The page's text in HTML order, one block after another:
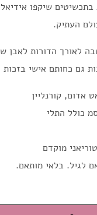
שיקפו
העתיק.
לאורך הדורות לאבן
גם כחותם אישי
מוקדם
לגיל. בלאי מותאם.